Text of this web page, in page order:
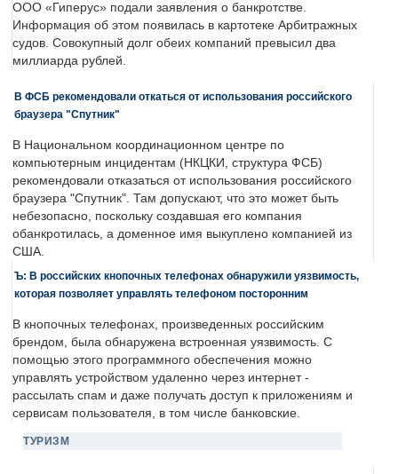
ООО «Гиперус» подали заявления о банкротстве.
Информация об этом появилась в картотеке Арбитражных
судов. Совокупный долг обеих компаний превысил два
миллиарда рублей.
В ФСБ рекомендовали откаться от использования российского
браузера "Спутник"
В Национальном координационном центре по
компьютерным инцидентам (НКЦКИ, структура ФСБ)
рекомендовали отказаться от использования российского
браузера "Спутник". Там допускают, что это может быть
небезопасно, поскольку создавшая его компания
обанкротилась, а доменное имя выкуплено компанией из
США.
Ъ: В российских кнопочных телефонах обнаружили уязвимость,
которая позволяет управлять телефоном посторонним
В кнопочных телефонах, произведенных российским
брендом, была обнаружена встроенная уязвимость. С
помощью этого программного обеспечения можно
управлять устройством удаленно через интернет -
рассылать спам и даже получать доступ к приложениям и
сервисам пользователя, в том числе банковские.
ТУРИЗМ